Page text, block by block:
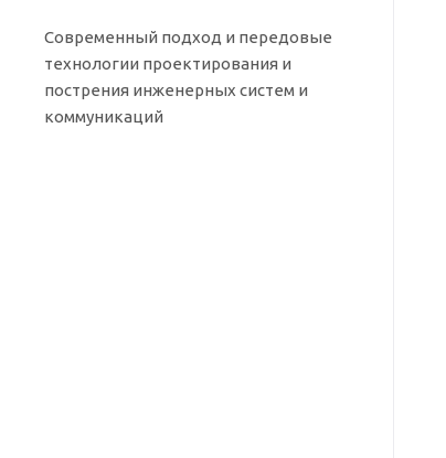
Современный подход и передовые
технологии проектирования и
пострения инженерных систем и
коммуникаций